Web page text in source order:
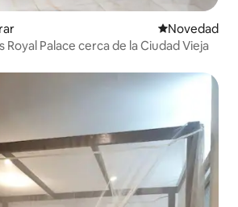
Lugar para
Novedad
Royal Palace cerca de la Ciudad Vieja